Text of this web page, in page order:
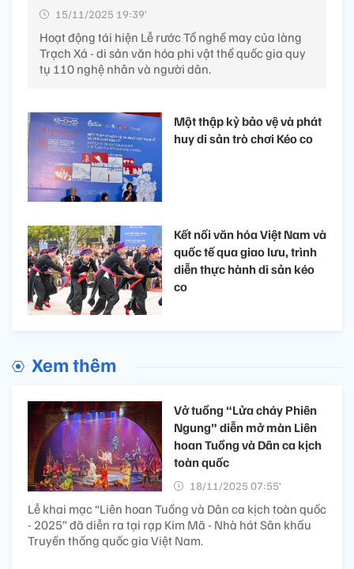
15/11/2025 19:39’
Hoạt động tái hiện Lễ rước Tổ nghề may của làng
Trạch Xá - di sản văn hóa phi vật thể quốc gia quy
tụ 110 nghệ nhân và người dân.
Một thập kỷ bảo vệ và phát
huy di sản trò chơi Kéo co
Kết nối văn hóa Việt Nam và
quốc tế qua giao lưu, trình
diễn thực hành di sản kéo
co
Xem thêm
Vở tuồng “Lửa cháy Phiên
Ngung” diễn mở màn Liên
hoan Tuồng và Dân ca kịch
toàn quốc
18/11/2025 07:55’
Lễ khai mạc “Liên hoan Tuồng và Dân ca kịch toàn quốc
- 2025” đã diễn ra tại rạp Kim Mã - Nhà hát Sân khấu
Truyền thống quốc gia Việt Nam.